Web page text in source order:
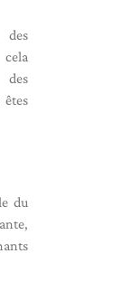
des
des
êtes
du